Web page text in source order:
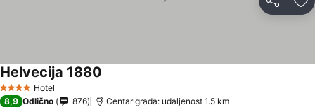
Deli
4 ZvezdiceHotel
Helvecija 1880
8,9 Odlično 876 Centar grada: udaljenost 1.5 km